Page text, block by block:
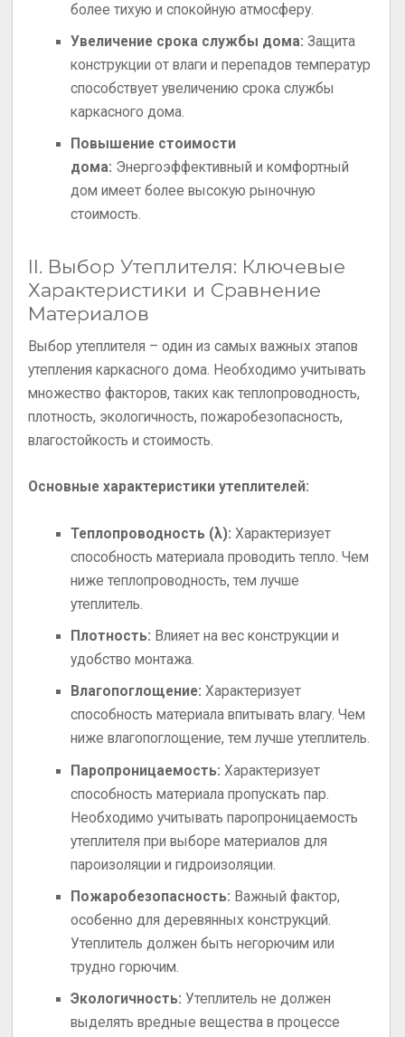
более тихую и спокойную атмосферу.
Увеличение срока службы дома: Защита
конструкции от влаги и перепадов температур
способствует увеличению срока службы
каркасного дома.
Повышение стоимости
дома: Энергоэффективный и комфортный
дом имеет более высокую рыночную
стоимость.
II. Выбор Утеплителя: Ключевые
Характеристики и Сравнение
Материалов
Выбор утеплителя – один из самых важных этапов
утепления каркасного дома. Необходимо учитывать
множество факторов, таких как теплопроводность,
плотность, экологичность, пожаробезопасность,
влагостойкость и стоимость.
Основные характеристики утеплителей:
Теплопроводность (λ): Характеризует
способность материала проводить тепло. Чем
ниже теплопроводность, тем лучше
утеплитель.
Плотность: Влияет на вес конструкции и
удобство монтажа.
Влагопоглощение: Характеризует
способность материала впитывать влагу. Чем
ниже влагопоглощение, тем лучше утеплитель.
Паропроницаемость: Характеризует
способность материала пропускать пар.
Необходимо учитывать паропроницаемость
утеплителя при выборе материалов для
пароизоляции и гидроизоляции.
Пожаробезопасность: Важный фактор,
особенно для деревянных конструкций.
Утеплитель должен быть негорючим или
трудно горючим.
Экологичность: Утеплитель не должен
выделять вредные вещества в процессе